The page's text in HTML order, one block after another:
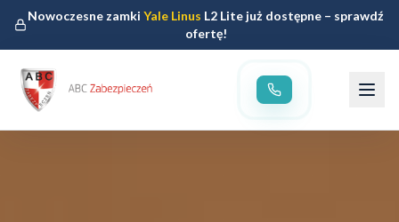
Nowoczesne zamkiYale Linus L2 Lite już dostępne – sprawdź
ofertę!